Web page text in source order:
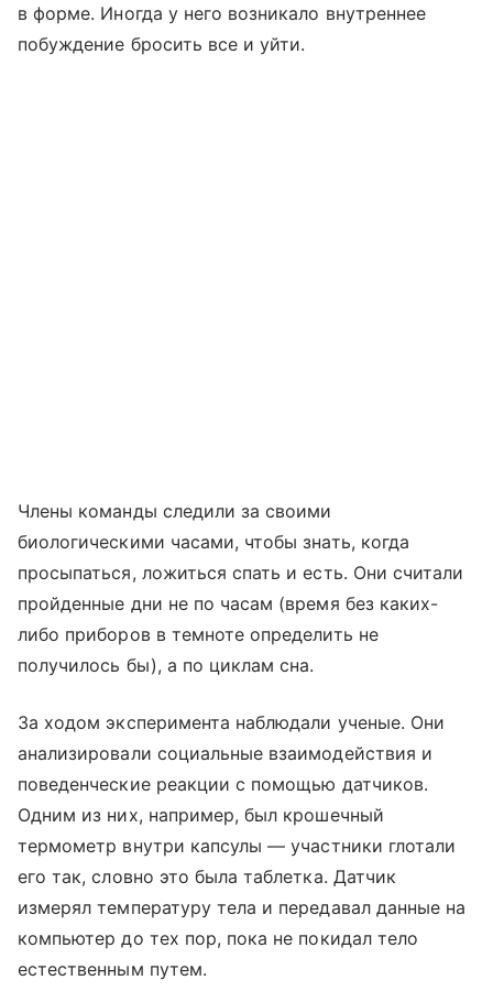
в форме. Иногда у него возникало внутреннее
побуждение бросить все и уйти.
Члены команды следили за своими
биологическими часами, чтобы знать, когда
просыпаться, ложиться спать и есть. Они считали
пройденные дни не по часам (время без каких-
либо приборов в темноте определить не
получилось бы), а по циклам сна.
За ходом эксперимента наблюдали ученые. Они
анализировали социальные взаимодействия и
поведенческие реакции с помощью датчиков.
Одним из них, например, был крошечный
термометр внутри капсулы—участники глотали
его так, словно это была таблетка. Датчик
измерял температуру тела и передавал данные на
компьютер до тех пор, пока не покидал тело
естественным путем.